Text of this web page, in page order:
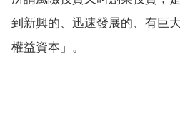
到新興的、迅速發展的、有巨
權益資本」。